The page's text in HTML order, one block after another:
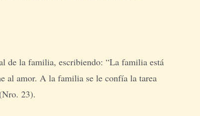
de la familia, escribiendo: “La familia está
al amor. A la familia se le confía la tarea
23).